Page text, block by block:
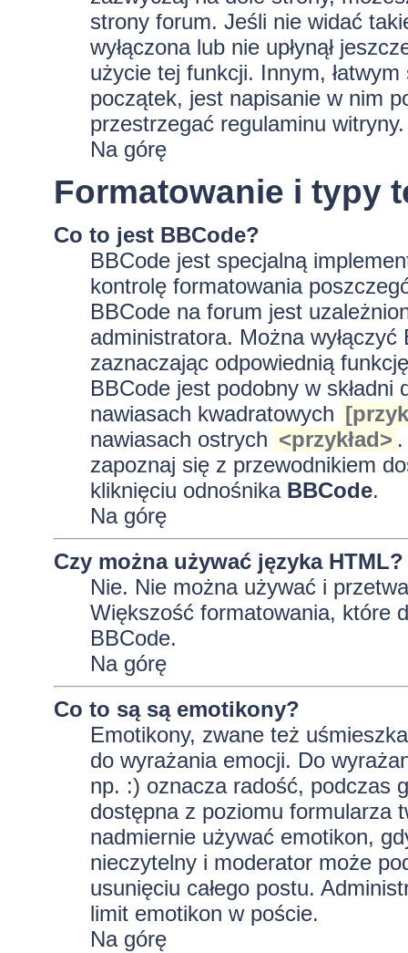
strony forum. Jeśli nie widać
wyłączona lub nie upłynął
użycie tej funkcji. Innym,
początek, jest napisanie w nim
przestrzegać regulaminu witryny.
Na górę
Formatowanie i typy
Co to jest BBCode?
BBCode jest specjalną
kontrolę formatowania
BBCode na forum jest
administratora. Można
zaznaczając odpowiednią
BBCode jest podobny w
nawiasach kwadratowych
nawiasach ostrych <przykład>
zapoznaj się z przewodnikiem
kliknięciu odnośnika BBCode.
Na górę
Czy można używać języka HTML?
Nie. Nie można używać i
Większość formatowania, które
BBCode.
Na górę
Co to są są emotikony?
Emotikony, zwane też
do wyrażania emocji. Do
np. :) oznacza radość, podczas
dostępna z poziomu formularza
nadmiernie używać emotikon,
nieczytelny i moderator może
usunięciu całego postu.
limit emotikon w poście.
Na górę